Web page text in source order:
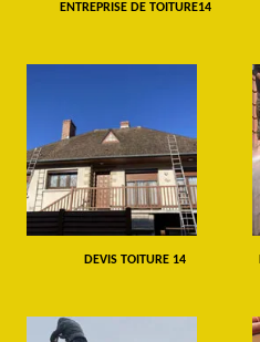
ENTREPRISE DE TOITURE14
DEVIS TOITURE 14